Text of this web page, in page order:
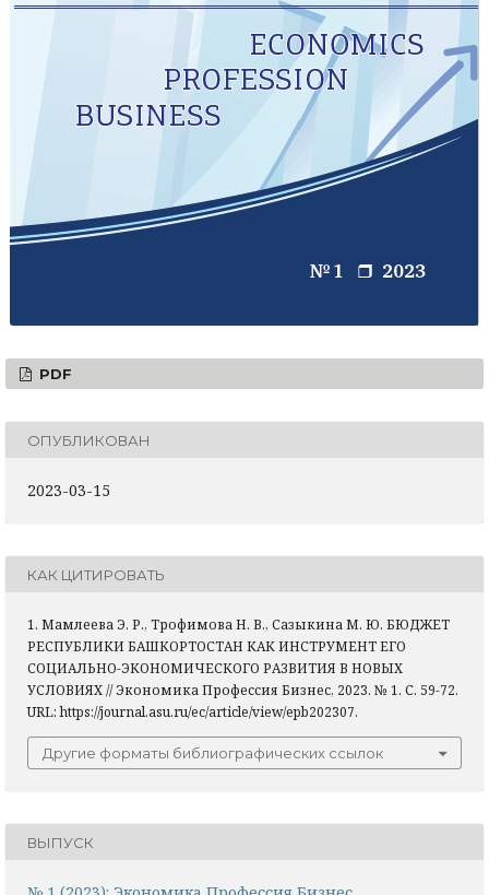
PDF
ОПУБЛИКОВАН
2023-03-15
КАК ЦИТИРОВАТЬ
1. Мамлеева Э. Р., Трофимова Н. В., Сазыкина М. Ю. БЮДЖЕТ
РЕСПУБЛИКИ БАШКОРТОСТАН КАК ИНСТРУМЕНТ ЕГО
СОЦИАЛЬНО-ЭКОНОМИЧЕСКОГО РАЗВИТИЯ В НОВЫХ
УСЛОВИЯХ // Экономика Профессия Бизнес, 2023. № 1. С. 59-72.
URL: https://journal.asu.ru/ec/article/view/epb202307.
Другие форматы библиографических ссылок
ВЫПУСК